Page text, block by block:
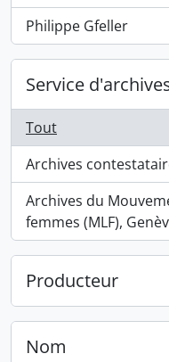
Philippe Gfeller
, 4 résultats
Service
Tout
Archives
, 154 résultats
Archives du
femmes (MLF),
, 3 résultats
Producteur
Nom